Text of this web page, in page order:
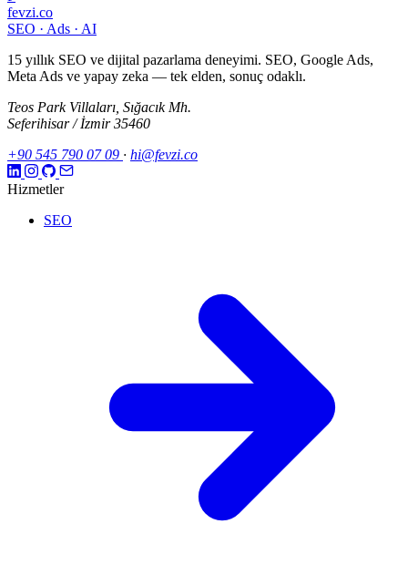
fevzi.co
SEO · Ads · AI
15 yıllık SEO ve dijital pazarlama deneyimi. SEO, Google Ads,
Meta Ads ve yapay zeka — tek elden, sonuç odaklı.
Teos Park Villaları, Sığacık Mh.
Seferihisar / İzmir 35460
+90 545 790 07 09 · hi@fevzi.co
Hizmetler
SEO